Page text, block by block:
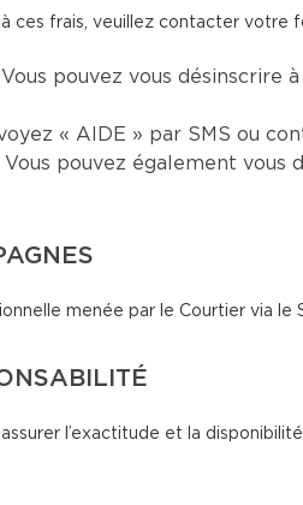
ces frais, veuillez contacter votre
Vous pouvez vous désinscrire
« AIDE » par SMS ou
Vous pouvez également vous
menée par le Courtier via
l’exactitude et la